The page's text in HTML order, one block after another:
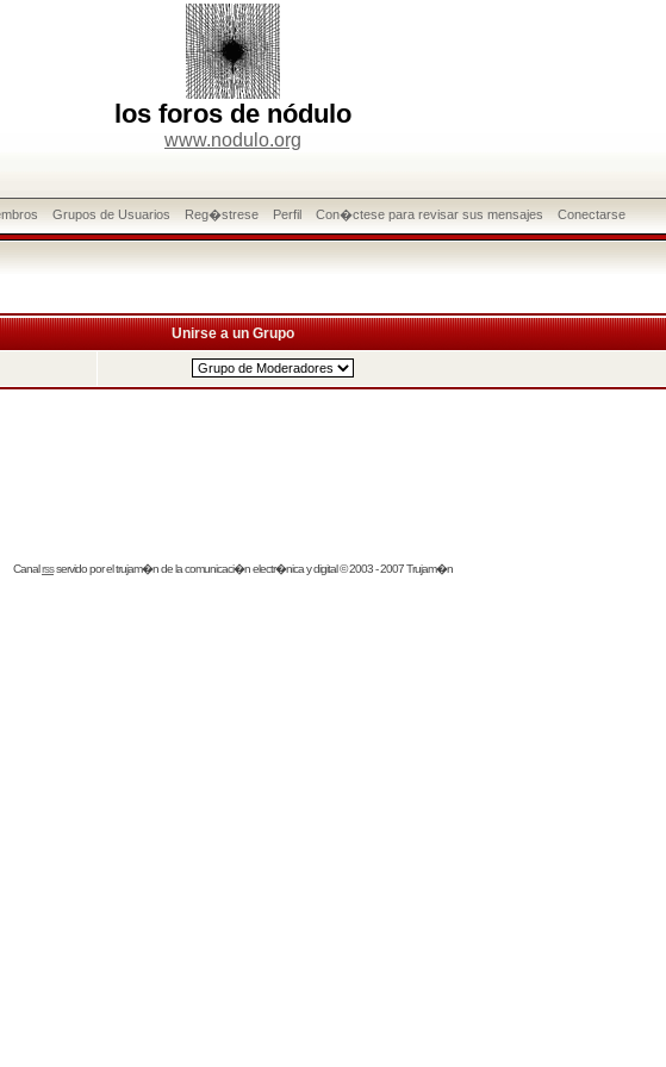
los foros de nódulo
www.nodulo.org
Grupos de Usuarios Reg�strese Perfil Con�ctese para revisar sus mensajes Conectarse
Unirse a un Grupo
Canalrssservido por eltrujam�nde la comunicaci�n electr�nica y digital © 2003 - 2007 Trujam�n